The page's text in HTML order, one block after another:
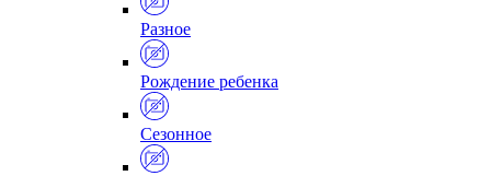
Разное
Рождение ребенка
Сезонное